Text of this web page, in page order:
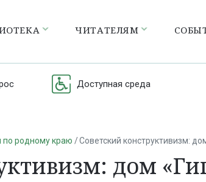
ЧИТАТЕЛЯМ
Доступная среда
по родному краю Советский конструктивизм:
дом